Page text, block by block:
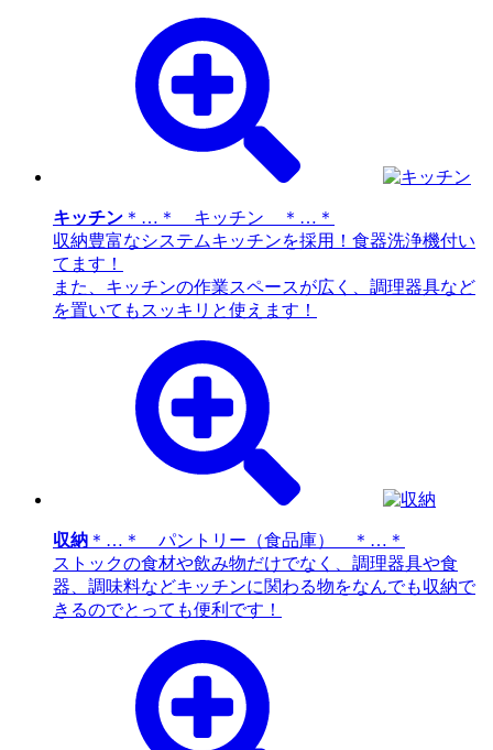
キッチン ＊…＊ キッチン ＊…＊
収納豊富なシステムキッチンを採用！食器洗浄機付い
てます！
また、キッチンの作業スペースが広く、調理器具など
を置いてもスッキリと使えます！
収納 ＊…＊ パントリー（食品庫） ＊…＊
ストックの食材や飲み物だけでなく、調理器具や食
器、調味料などキッチンに関わる物をなんでも収納で
きるのでとっても便利です！